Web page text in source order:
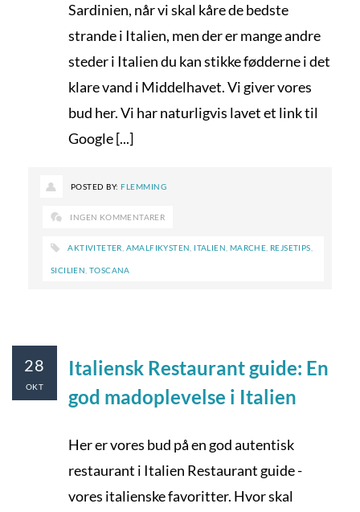
Sardinien, når vi skal kåre de bedste
strande i Italien, men der er mange andre
steder i Italien du kan stikke fødderne i det
klare vand i Middelhavet. Vi giver vores
bud her. Vi har naturligvis lavet et link til
Google [...]
POSTED BY:FLEMMING
INGEN KOMMENTARER
AKTIVITETER AMALFIKYSTEN ITALIEN MARCHE REJSETIPS
SICILIEN ,TOSCANA
Italiensk Restaurant guide: En
god madoplevelse i Italien
Her er vores bud på en god autentisk
restaurant i Italien Restaurant guide -
vores italienske favoritter. Hvor skal
28
OKT